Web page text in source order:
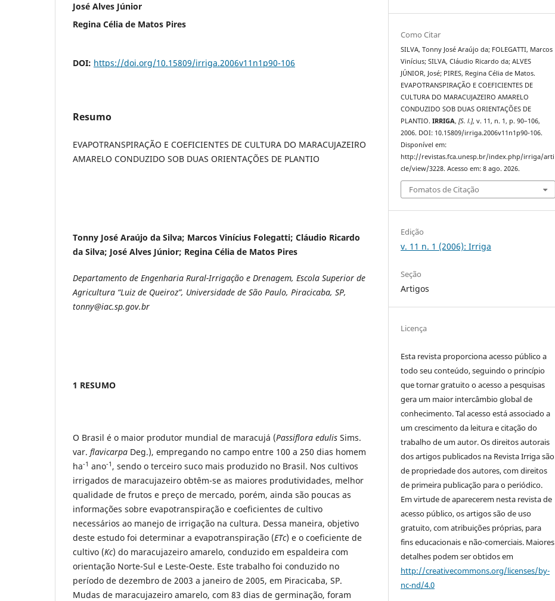
José Alves Júnior
Regina Célia de Matos Pires
DOI: https://doi.org/10.15809/irriga.2006v11n1p90-106
Resumo
EVAPOTRANSPIRAÇÃO E COEFICIENTES DE CULTURA DO MARACUJAZEIRO
AMARELO CONDUZIDO SOB DUAS ORIENTAÇÕES DE PLANTIO
Tonny José Araújo da Silva; Marcos Vinícius Folegatti; Cláudio Ricardo
da Silva; José Alves Júnior; Regina Célia de Matos Pires
Departamento de Engenharia Rural-Irrigação e Drenagem, Escola Superior de
Agricultura “Luiz de Queiroz”, Universidade de São Paulo, Piracicaba, SP,
tonny@iac.sp.gov.br
1 RESUMO
O Brasil é o maior produtor mundial de maracujá (Passiflora edulis Sims.
var. flavicarpa Deg.), empregando no campo entre 100 a 250 dias homem
ha-1 ano-1 , sendo o terceiro suco mais produzido no Brasil. Nos cultivos
irrigados de maracujazeiro obtêm-se as maiores produtividades, melhor
qualidade de frutos e preço de mercado, porém, ainda são poucas as
informações sobre evapotranspiração e coeficientes de cultivo
necessários ao manejo de irrigação na cultura. Dessa maneira, objetivo
deste estudo foi determinar a evapotranspiração (ETc) e o coeficiente de
cultivo (Kc) do maracujazeiro amarelo, conduzido em espaldeira com
orientação Norte-Sul e Leste-Oeste. Este trabalho foi conduzido no
período de dezembro de 2003 a janeiro de 2005, em Piracicaba, SP.
Mudas de maracujazeiro amarelo, com 83 dias de germinação, foram
Como Citar
SILVA, Tonny José Araújo da; FOLEGATTI, Marcos
Vinícius; SILVA, Cláudio Ricardo da; ALVES
JÚNIOR, José; PIRES, Regina Célia de Matos.
EVAPOTRANSPIRAÇÃO E COEFICIENTES DE
CULTURA DO MARACUJAZEIRO AMARELO
CONDUZIDO SOB DUAS ORIENTAÇÕES DE
PLANTIO.IRRIGA,[S. l.], v. 11, n. 1, p. 90–106,
2006. DOI: 10.15809/irriga.2006v11n1p90-106.
Disponível em:
http://revistas.fca.unesp.br/index.php/irriga/arti
cle/view/3228. Acesso em: 8 ago. 2026.
Fomatos de Citação
Edição
v. 11 n. 1 (2006): Irriga
Seção
Artigos
Licença
Esta revista proporciona acesso público a
todo seu conteúdo, seguindo o princípio
que tornar gratuito o acesso a pesquisas
gera um maior intercâmbio global de
conhecimento. Tal acesso está associado a
um crescimento da leitura e citação do
trabalho de um autor. Os direitos autorais
dos artigos publicados na Revista Irriga são
de propriedade dos autores, com direitos
de primeira publicação para o periódico.
Em virtude de aparecerem nesta revista de
acesso público, os artigos são de uso
gratuito, com atribuições próprias, para
fins educacionais e não-comerciais. Maiores
detalhes podem ser obtidos em
http://creativecommons.org/licenses/by-
nc-nd/4.0